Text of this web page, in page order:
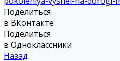
Поделиться
в ВКонтакте
Поделиться
в Одноклассники
Назад